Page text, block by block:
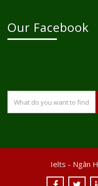
Our Facebook
Ielts - Ngân